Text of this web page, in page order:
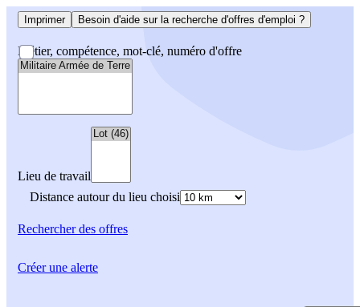
Imprimer Besoin d'aide sur la recherche d'offres d'emploi ?
Métier, compétence, mot-clé, numéro d'offre
Lieu de travail
Distance autour du lieu choisi
Rechercherdes offres
Créer une alerte